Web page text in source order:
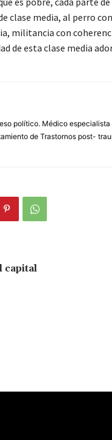
clase media, al perro
militancia con
de esta clase media
político. Médico
de Trastornos post-
capital